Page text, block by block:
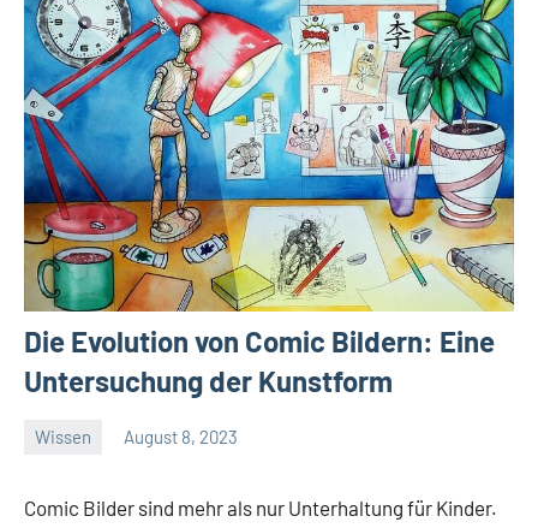
Die Evolution von Comic Bildern: Eine
Untersuchung der Kunstform
Wissen August 8, 2023
Comic Bilder sind mehr als nur Unterhaltung für Kinder.